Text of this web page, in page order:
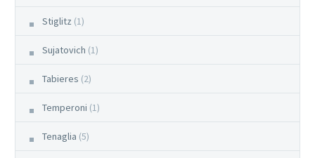
Stiglitz (1)
Sujatovich (1)
Tabieres (2)
Temperoni (1)
Tenaglia (5)